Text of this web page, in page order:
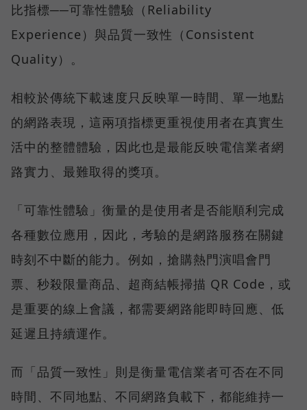
比指標──可靠性體驗（Reliability
Experience）與品質一致性（Consistent
Quality）。
相較於傳統下載速度只反映單一時間、單一地點
的網路表現，這兩項指標更重視使用者在真實生
活中的整體體驗，因此也是最能反映電信業者網
路實力、最難取得的獎項。
「可靠性體驗」衡量的是使用者是否能順利完成
各種數位應用，因此，考驗的是網路服務在關鍵
時刻不中斷的能力。例如，搶購熱門演唱會門
票、秒殺限量商品、超商結帳掃描 QR Code，或
是重要的線上會議，都需要網路能即時回應、低
延遲且持續運作。
而「品質一致性」則是衡量電信業者可否在不同
時間、不同地點、不同網路負載下，都能維持一